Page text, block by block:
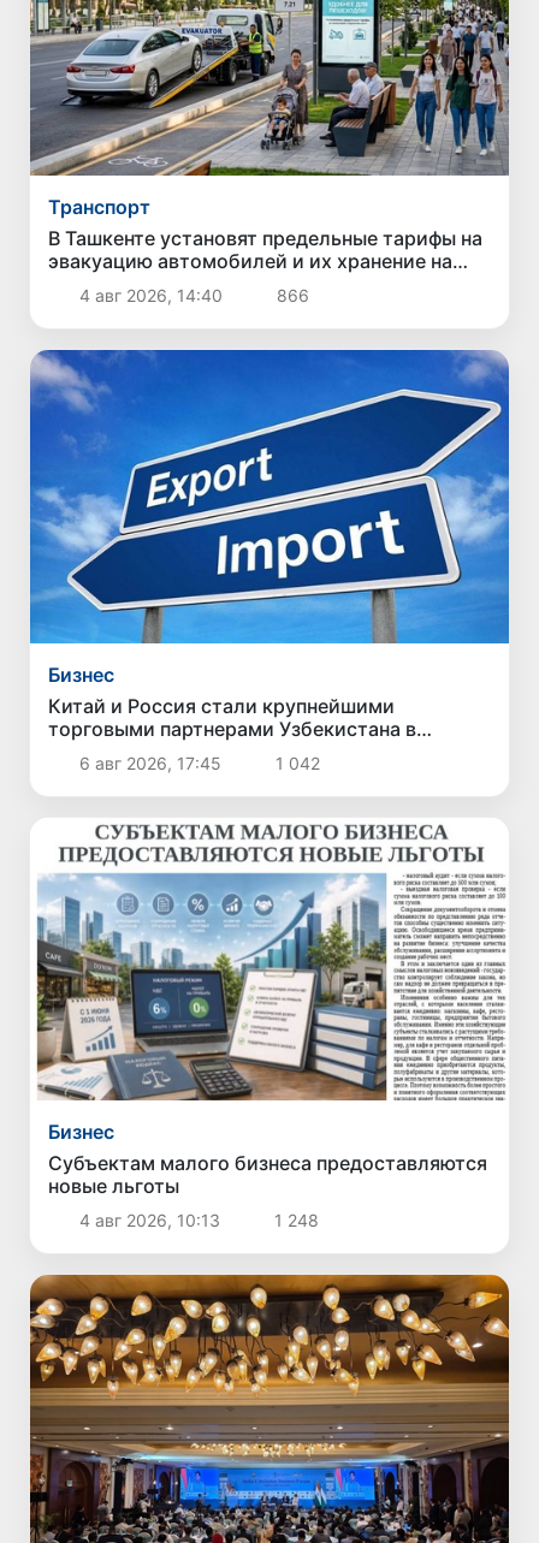
Транспорт
В Ташкенте установят предельные тарифы на
эвакуацию автомобилей и их хранение на
штрафстоянках
4 авг 2026, 14:40 866
Бизнес
Китай и Россия стали крупнейшими
торговыми партнерами Узбекистана в
первом полугодии 2026 года
6 авг 2026, 17:45 1 042
Бизнес
Субъектам малого бизнеса предоставляются
новые льготы
4 авг 2026, 10:13 1 248